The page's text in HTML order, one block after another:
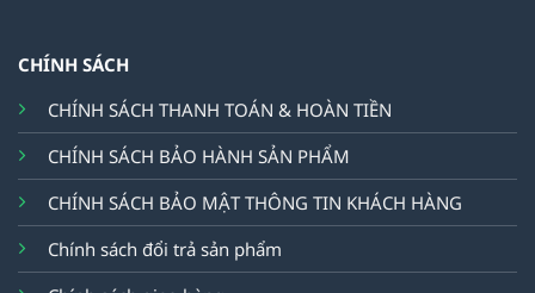
CHÍNH SÁCH
CHÍNH SÁCH THANH TOÁN & HOÀN TIỀN
CHÍNH SÁCH BẢO HÀNH SẢN PHẨM
CHÍNH SÁCH BẢO MẬT THÔNG TIN KHÁCH HÀNG
Chính sách đổi trả sản phẩm